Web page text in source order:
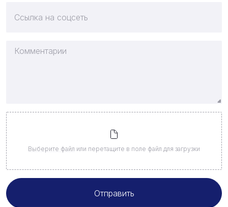
Выберите файл или перетащите в поле файл для загрузки